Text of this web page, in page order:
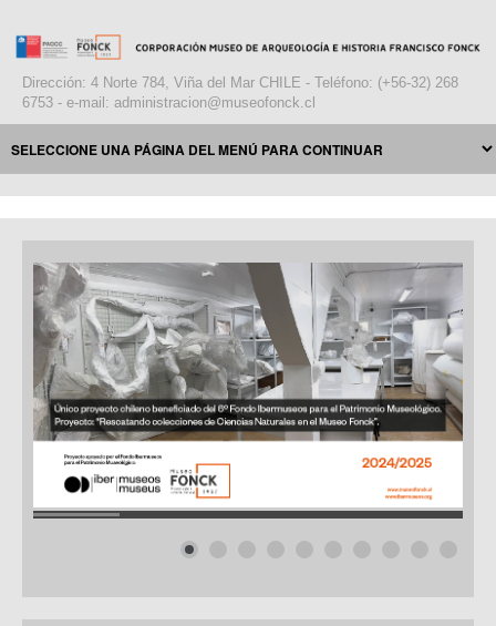
Dirección: 4 Norte 784, Viña del Mar CHILE - Teléfono: (+56-32) 268
6753 - e-mail: administracion@museofonck.cl